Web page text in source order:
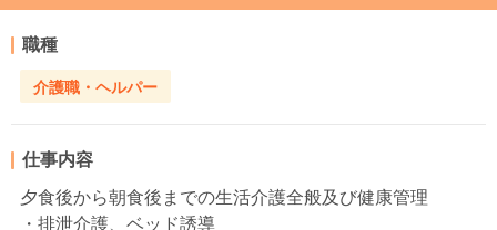
職種
介護職・ヘルパー
仕事内容
夕食後から朝食後までの生活介護全般及び健康管理
・排泄介護、ベッド誘導